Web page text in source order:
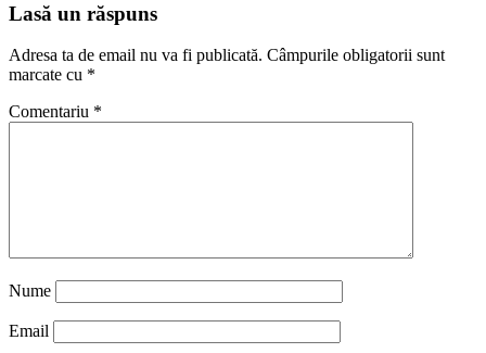
Lasă un răspuns
Adresa ta de email nu va fi publicată. Câmpurile obligatorii sunt
marcate cu *
Comentariu *
Nume
Email